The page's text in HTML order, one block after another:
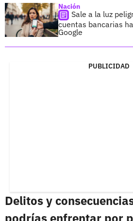
Nación
Sale a la luz
cuentas bancarias
Google
PUBLICIDAD
Delitos y
podrías enfrentar por